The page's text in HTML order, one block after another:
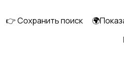
👉 Сохранить поиск